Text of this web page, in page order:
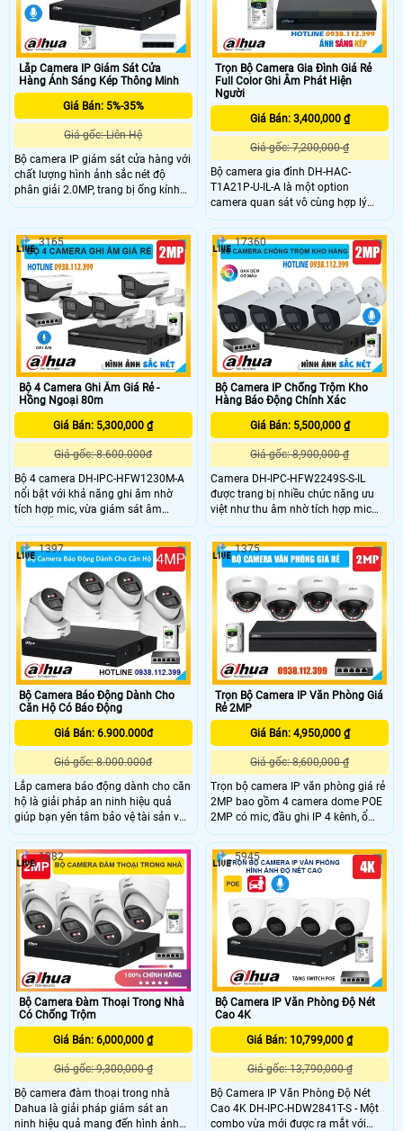
thẻ nhớ tới 512GB, kết nối Wi-Fi 6
mạnh mẽ, phù hợp lắp đặt gia đình
ban đêm hiệu quả
Lắp Camera IP Giám Sát Cửa
Hàng Ánh Sáng Kép Thông Minh
Giá Bán: 5%-35%
Giá gốc: Liên Hệ
Bộ camera IP giám sát cửa hàng với
chất lượng hình ảnh sắc nét độ
phân giải 2.0MP, trang bị ống kính
cố định 2. 8mm với góc nhìn rộng
kép thông minh, giúp giám sát mọi
hoạt động trong cửa hàng cả ban
ngày lẫn ban đêm một cách rõ nét.
Trọn Bộ Camera Gia Đình Giá Rẻ
Full Color Ghi Âm Phát Hiện
Người
Giá Bán: 3,400,000 ₫
Giá gốc: 7,200,000 ₫
Bộ camera gia đình DH-HAC-
T1A21P-U-IL-A là một option
camera quan sát vô cùng hợp lý
dành cho bạn với công nghệ ánh
sáng kép thông minh, mang lại hình
ảnh sắc nét cả ngày lẫn đêm.
Camera hỗ trợ 4 chế độ kết nối
CVI/TVI/AHD/Analog, trang bị ống
kính cố định 2. 8mm, góc quan sát
rộng 100 độ bao quát tốt các không
gian giám sát
Bộ 4 Camera Ghi Âm Giá Rẻ -
Hồng Ngoại 80m
Giá Bán: 5,300,000 ₫
Giá gốc: 8.600.000đ
Bộ 4 camera DH-IPC-HFW1230M-A
nổi bật với khả năng ghi âm nhờ
tích hợp mic, vừa giám sát âm
thanh lẫn hình ảnh. Với độ phân
giải 2MP hình ảnh sắc nét hồng
ngoại 80m, chuẩn nén H.265+ và
tính năng phát hiện con người
thông minh, camera đảm bảo chất
lượng hình ảnh vượt trội
3165
Bộ Camera IP Chống Trộm Kho
Hàng Báo Động Chính Xác
Giá Bán: 5,500,000 ₫
Giá gốc: 8,900,000 ₫
Camera DH-IPC-HFW2249S-S-IL
được trang bị nhiều chức năng ưu
việt như thu âm nhờ tích hợp mic
trên camera, đèn trợ sáng full color
30m giúp quản lý kho hàng dễ dàng
và hiệu quả hơn. Ngoài ra camera
DH-IPC-HFW2249S-S-IL còn sở hữu
khả năng chống trộm với cảm biến
thông minh, ngăn chặn mọi sự xâm
nhập trái phép đến kho hàng của
bạn.
17360
Bộ Camera Báo Động Dành Cho
Căn Hộ Có Báo Động
Giá Bán: 6.900.000đ
Giá gốc: 8.000.000đ
Lắp camera báo động dành cho căn
hộ là giải pháp an ninh hiệu quả
giúp bạn yên tâm bảo vệ tài sản và
người thân. Bộ camera có độ phân
giải 4MP cho hình ảnh rõ nét tích
hợp công nghệ phát hiện người
thông minh hồng ngoại có màu ban
đêm lên đến 30m và chức năng
đàm thoại 2 chiều tiện lợi. Với mức
giá rẻ, đây là lựa chọn tối ưu cho các
gia đình muốn nâng cao an ninh tiết
kiệm chi phí.
1397
Trọn Bộ Camera IP Văn Phòng Giá
Rẻ 2MP
Giá Bán: 4,950,000 ₫
Giá gốc: 8,600,000 ₫
Trọn bộ camera IP văn phòng giá rẻ
2MP bao gồm 4 camera dome POE
2MP có mic, đầu ghi IP 4 kênh, ổ
cứng 500GB và switch POE – tất cả
chỉ với 4.950.000đ. Hình ảnh sắc
nét, thu âm rõ, dễ lắp đặt, xem từ xa
qua điện thoại, phù hợp giám sát
24/7 hiệu quả, tiết kiệm chi phí.
1375
Bộ Camera Đàm Thoại Trong Nhà
Có Chống Trộm
Giá Bán: 6,000,000 ₫
Giá gốc: 9,300,000 ₫
Bộ camera đàm thoại trong nhà
Dahua là giải pháp giám sát an
ninh hiệu quả mang đến hình ảnh
1282
Bộ Camera IP Văn Phòng Độ Nét
Cao 4K
Giá Bán: 10,799,000 ₫
Giá gốc: 13,790,000 ₫
Bộ Camera IP Văn Phòng Độ Nét
Cao 4K DH-IPC-HDW2841T-S - Một
combo vừa mới được ra mắt với
5945